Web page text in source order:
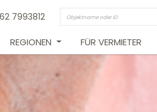
7993812
REGIONEN FÜR VERMIETER